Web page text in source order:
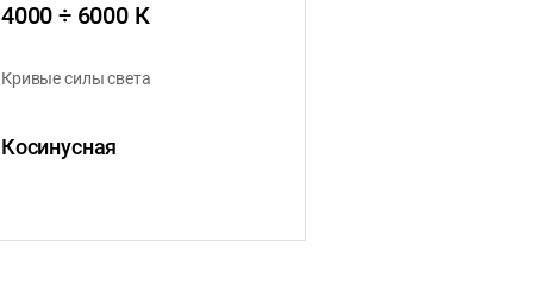
4000 ÷ 6000 К
Кривые силы света
Косинусная